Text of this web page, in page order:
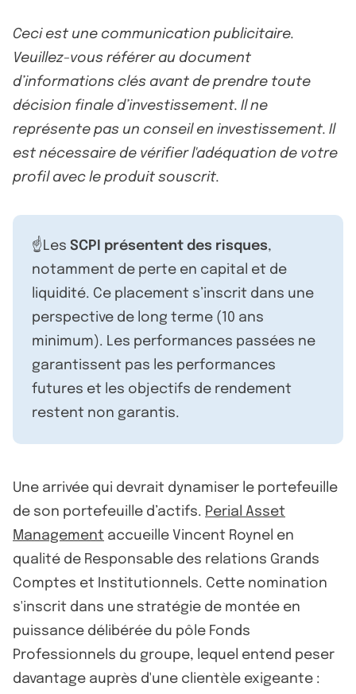
Ceci est une communication publicitaire.
Veuillez-vous référer au document
d’informations clés avant de prendre toute
décision finale d’investissement. Il ne
représente pas un conseil en investissement. Il
est nécessaire de vérifier l'adéquation de votre
profil avec le produit souscrit.
☝️Les SCPI présentent des risques,
notamment de perte en capital et de
liquidité. Ce placement s’inscrit dans une
perspective de long terme (10 ans
minimum). Les performances passées ne
garantissent pas les performances
futures et les objectifs de rendement
restent non garantis.
Une arrivée qui devrait dynamiser le portefeuille
de son portefeuille d’actifs. Perial Asset
Management accueille Vincent Roynel en
qualité de Responsable des relations Grands
Comptes et Institutionnels. Cette nomination
s'inscrit dans une stratégie de montée en
puissance délibérée du pôle Fonds
Professionnels du groupe, lequel entend peser
davantage auprès d'une clientèle exigeante :